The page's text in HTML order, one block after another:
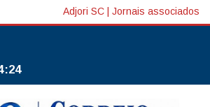
Adjori SC Jornais associados